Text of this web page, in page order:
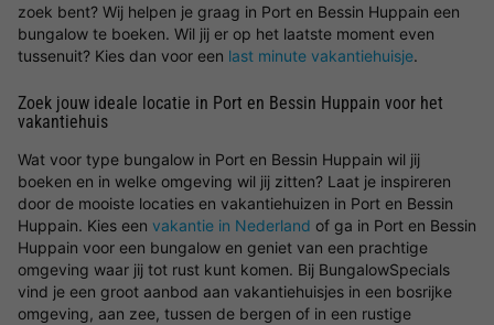
zoek bent? Wij helpen je graag in Port en Bessin Huppain een
bungalow te boeken. Wil jij er op het laatste moment even
tussenuit? Kies dan voor een last minute vakantiehuisje.
Zoek jouw ideale locatie in Port en Bessin Huppain voor het
vakantiehuis
Wat voor type bungalow in Port en Bessin Huppain wil jij
boeken en in welke omgeving wil jij zitten? Laat je inspireren
door de mooiste locaties en vakantiehuizen in Port en Bessin
Huppain. Kies een vakantie in Nederland of ga in Port en Bessin
Huppain voor een bungalow en geniet van een prachtige
omgeving waar jij tot rust kunt komen. Bij BungalowSpecials
vind je een groot aanbod aan vakantiehuisjes in een bosrijke
omgeving, aan zee, tussen de bergen of in een rustige